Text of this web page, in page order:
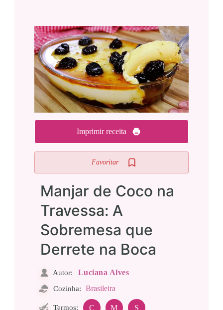
Imprimir receita
Favoritar
Manjar de Coco na
Travessa: A
Sobremesa que
Derrete na Boca
Autor: Luciana Alves
Cozinha: Brasileira
Termos: C M S